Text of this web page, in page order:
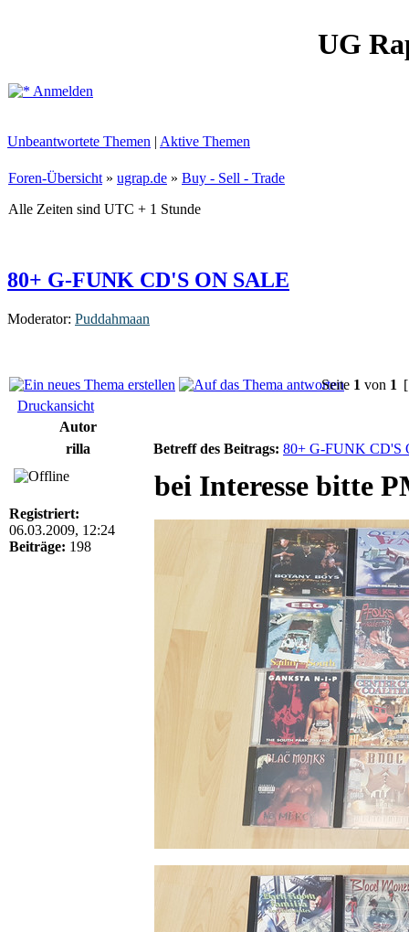
UG
Anmelden
Unbeantwortete Themen | Aktive Themen
Foren-Übersicht » ugrap.de » Buy - Sell - Trade
Alle Zeiten sind UTC + 1 Stunde
80+ G-FUNK CD'S ON SALE
Moderator: Puddahmaan
Seite 1 von 1
Druckansicht
Autor
rilla
Betreff des Beitrags: 80+ G-FUNK CD'S
Registriert:
06.03.2009, 12:24
Beiträge: 198
bei Interesse bitte